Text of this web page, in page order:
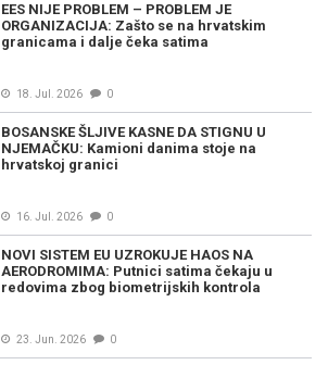
EES NIJE PROBLEM – PROBLEM JE
ORGANIZACIJA: Zašto se na hrvatskim
granicama i dalje čeka satima
18. Jul. 2026 0
BOSANSKE ŠLJIVE KASNE DA STIGNU U
NJEMAČKU: Kamioni danima stoje na
hrvatskoj granici
16. Jul. 2026 0
NOVI SISTEM EU UZROKUJE HAOS NA
AERODROMIMA: Putnici satima čekaju u
redovima zbog biometrijskih kontrola
23. Jun. 2026 0